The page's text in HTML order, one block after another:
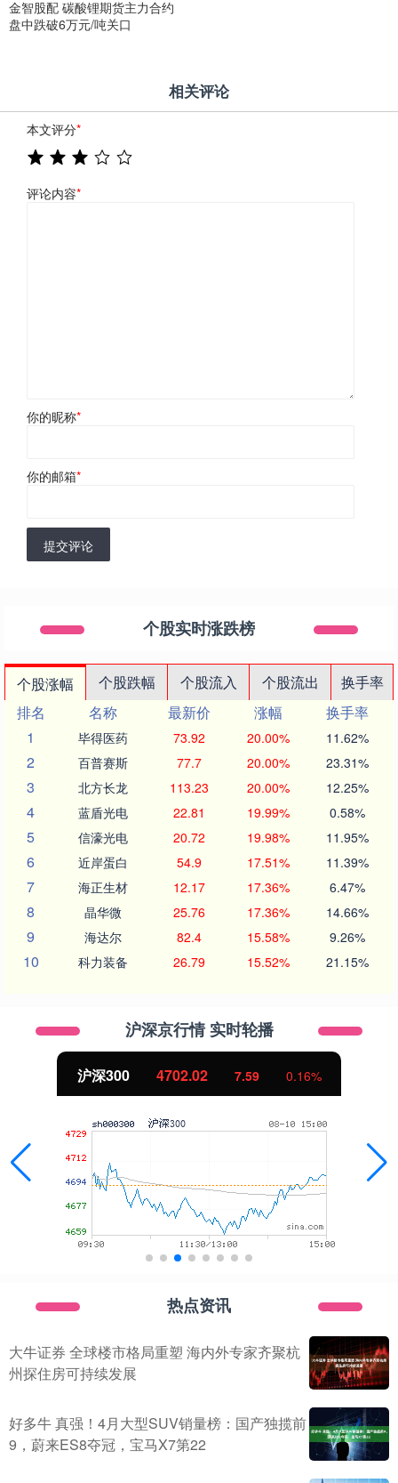
金智股配 碳酸锂期货主力合约
盘中跌破6万元/吨关口
相关评论
本文评分*
评论内容*
你的昵称*
你的邮箱*
提交评论
个股实时涨跌榜
个股涨幅 个股跌幅 个股流入 个股流出
换手率
排名
名称 最新价 涨幅
换手率
1
毕得医药 73.92 20.00% 11.62%
2 百普赛斯 77.7 20.00% 23.31%
3 北方长龙 113.23 20.00% 12.25%
4 蓝盾光电 22.81 19.99% 0.58%
5 信濠光电 20.72 19.98% 11.95%
6 近岸蛋白 54.9 17.51% 11.39%
7 海正生材 12.17 17.36% 6.47%
8 晶华微 25.76 17.36% 14.66%
9 海达尔 82.4 15.58% 9.26%
10 科力装备 26.79 15.52% 21.15%
沪深京行情 实时轮播
北证50 1122.88 -11.37 -1.00%
热点资讯
大牛证券 全球楼市格局重塑 海内外专家齐聚杭
州探住房可持续发展
好多牛 真强！4月大型SUV销量榜：国产独揽前
9，蔚来ES8夺冠，宝马X7第22